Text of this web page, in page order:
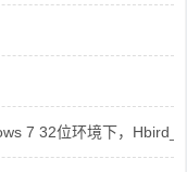
7 32位环境下，